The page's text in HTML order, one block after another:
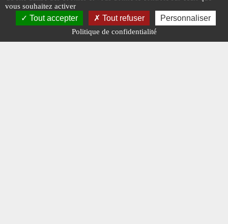
vous souhaitez activer
Tout accepter Tout refuser Personnaliser
Politique de confidentialité